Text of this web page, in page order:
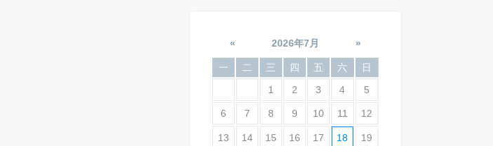
« 2026年7月 »
一 二 三 四 五 六
日
1
2 3 4 5
6 7 8 9 10 11 12
13 14 15 16 17 18 19